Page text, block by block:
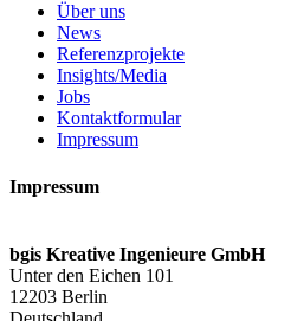
Über uns
News
Referenzprojekte
Insights/Media
Jobs
Kontaktformular
Impressum
Impressum
bgis Kreative Ingenieure GmbH
Unter den Eichen 101
12203 Berlin